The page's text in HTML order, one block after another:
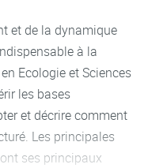
et de la dynamique
à la
Ecologie et Sciences
les bases
et décrire comment
Les principales
ses principaux